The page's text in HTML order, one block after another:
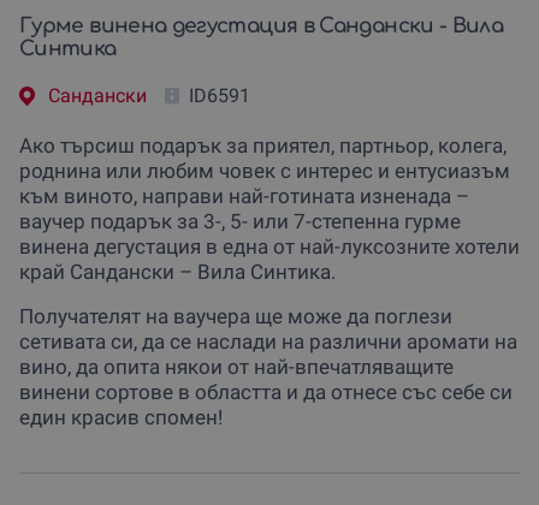
Гурме винена дегустация в Сандански - Вила
Синтика
Сандански ID6591
Ако търсиш подарък за приятел, партньор, колега,
роднина или любим човек с интерес и ентусиазъм
към виното, направи най-готината изненада –
ваучер подарък за 3-, 5- или 7-степенна гурме
винена дегустация в една от най-луксозните хотели
край Сандански – Вила Синтика.
Получателят на ваучера ще може да поглези
сетивата си, да се наслади на различни аромати на
вино, да опита някои от най-впечатляващите
винени сортове в областта и да отнесе със себе си
един красив спомен!